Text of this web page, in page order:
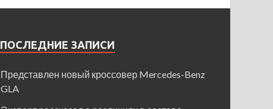
ПОСЛЕДНИЕ ЗАПИСИ
Представлен новый кроссовер Mercedes-Benz
GLA